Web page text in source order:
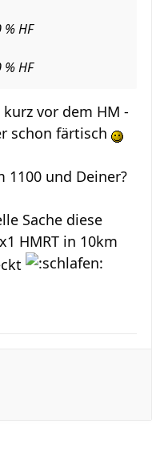
HF
HF
vor dem HM -
schon färtisch
1100 und Deiner?
Sache diese
HMRT in 10km